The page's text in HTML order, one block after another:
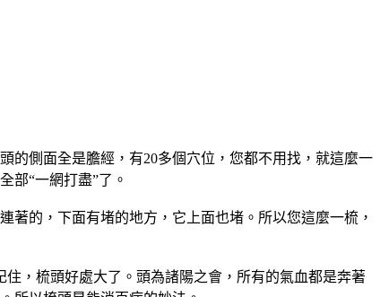
的側面全是膽經，有20多個穴位，您都不用找，就這麼一
部“一網打盡”了。
著的，下面有堵的地方，它上面也堵。所以您這麼一梳，
，梳頭好處大了。頭為諸陽之會，所有的氣血都是奔著